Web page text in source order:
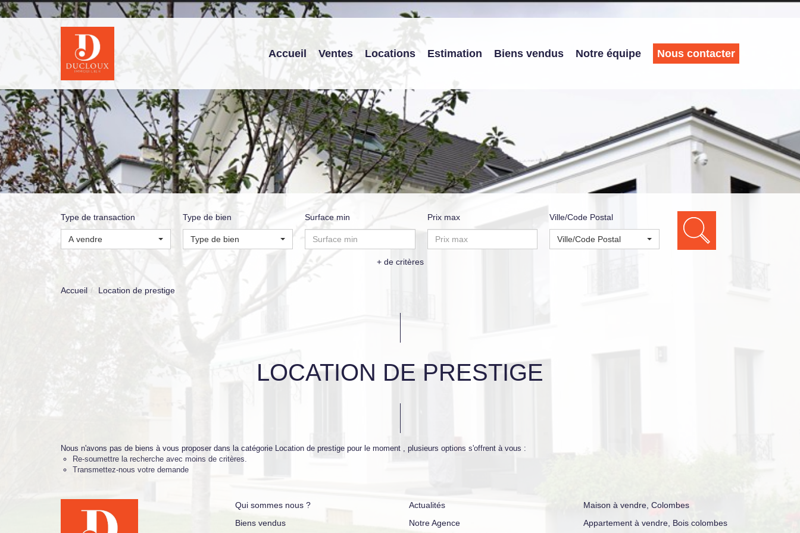
Accueil Ventes Locations Estimation Biens vendus Notre équipe Nous contacter
Type de transaction
A vendre
Type de bien
Type de bien
Surface min Prix max Ville/Code Postal
Ville/Code Postal
+ de critères
Accueil Location de prestige
LOCATION DE PRESTIGE
Nous n'avons pas de biens à vous proposer dans la catégorie Location de prestige pour le moment , plusieurs options s'offrent à vous :
Re-soumettre la recherche avec moins de critères.
Transmettez-nous votre demande
Qui sommes nous ?
Biens vendus
Actualités
Notre Agence
Maison à vendre, Colombes
Appartement à vendre, Bois colombes